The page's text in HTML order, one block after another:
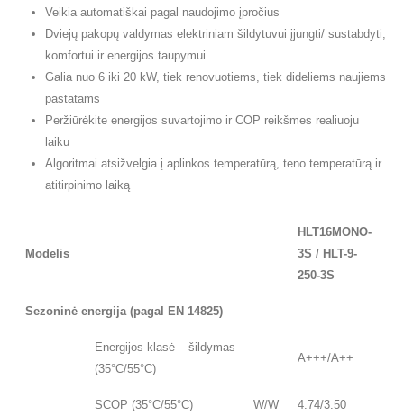
Veikia automatiškai pagal naudojimo įpročius
Dviejų pakopų valdymas elektriniam šildytuvui įjungti/ sustabdyti,
komfortui ir energijos taupymui
Galia nuo 6 iki 20 kW, tiek renovuotiems, tiek dideliems naujiems
pastatams
Peržiūrėkite energijos suvartojimo ir COP reikšmes realiuoju
laiku
Algoritmai atsižvelgia į aplinkos temperatūrą, teno temperatūrą ir
atitirpinimo laiką
Modelis
HLT16MONO-
3S / HLT-9-
250-3S
Sezoninė energija (pagal EN 14825)
Energijos klasė – šildymas
(35°C/55°C)
A+++/A++
SCOP (35°C/55°C) W/W 4.74/3.50